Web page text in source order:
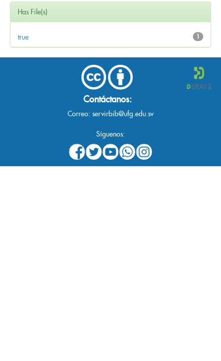
Has File(s)
1
true
Contáctanos:
Correo: servirbib@ufg.edu.sv
Síguenos: